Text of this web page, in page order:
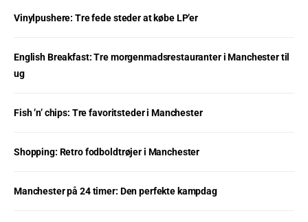
Vinylpushere: Tre fede steder at købe LP’er
English Breakfast: Tre morgenmadsrestauranter i Manchester til
ug
Fish ’n’ chips: Tre favoritsteder i Manchester
Shopping: Retro fodboldtrøjer i Manchester
Manchester på 24 timer: Den perfekte kampdag